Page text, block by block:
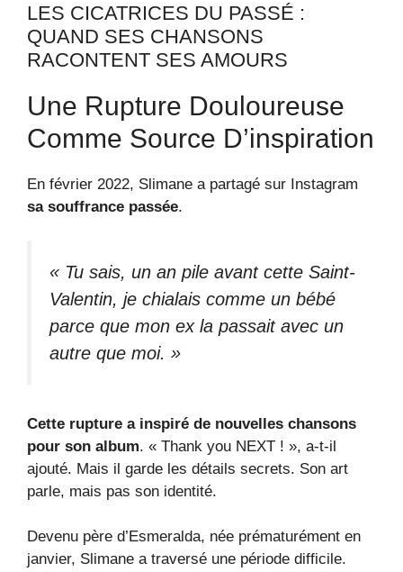
LES CICATRICES DU PASSÉ :
QUAND SES CHANSONS
RACONTENT SES AMOURS
Une Rupture Douloureuse
Comme Source D’inspiration
En février 2022, Slimane a partagé sur Instagram
sa souffrance passée.
« Tu sais, un an pile avant cette Saint-
Valentin, je chialais comme un bébé
parce que mon ex la passait avec un
autre que moi. »
Cette rupture a inspiré de nouvelles chansons
pour son album. « Thank you NEXT ! », a-t-il
ajouté. Mais il garde les détails secrets. Son art
parle, mais pas son identité.
Devenu père d’Esmeralda, née prématurément en
janvier, Slimane a traversé une période difficile.